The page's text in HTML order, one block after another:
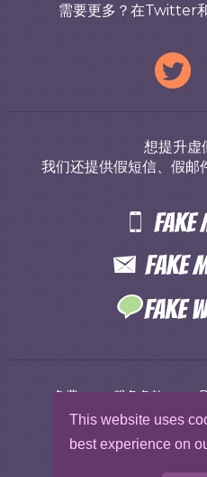
This website uses
best experience on
需要更多？在Twitter
想提升虚
我们还提供假短信、假
免费 服务条款
Protect Me